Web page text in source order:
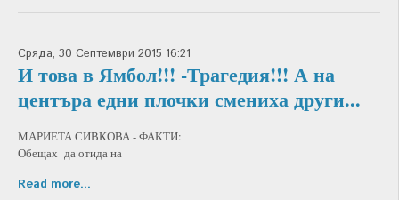
Сряда, 30 Септември 2015 16:21
И това в Ямбол!!! -Трагедия!!! А на
центъра едни плочки смениха други...
МАРИЕТА СИВКОВА - ФАКТИ:
Обещах да отида на
Read more...